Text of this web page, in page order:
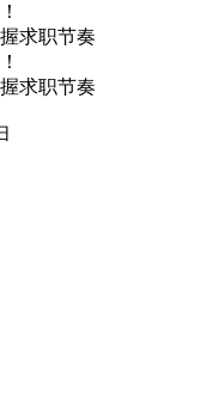
求职节奏
求职节奏